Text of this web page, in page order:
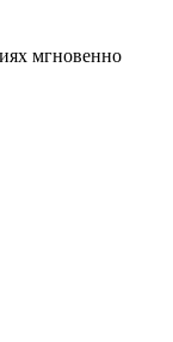
мгновенно